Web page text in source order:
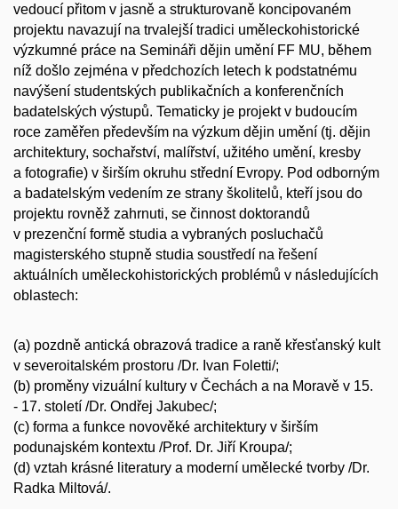
vedoucí přitom v jasně a strukturovaně koncipovaném
projektu navazují na trvalejší tradici uměleckohistorické
výzkumné práce na Semináři dějin umění FF MU, během
níž došlo zejména v předchozích letech k podstatnému
navýšení studentských publikačních a konferenčních
badatelských výstupů. Tematicky je projekt v budoucím
roce zaměřen především na výzkum dějin umění (tj. dějin
architektury, sochařství, malířství, užitého umění, kresby
a fotografie) v širším okruhu střední Evropy. Pod odborným
a badatelským vedením ze strany školitelů, kteří jsou do
projektu rovněž zahrnuti, se činnost doktorandů
v prezenční formě studia a vybraných posluchačů
magisterského stupně studia soustředí na řešení
aktuálních uměleckohistorických problémů v následujících
oblastech:
(a) pozdně antická obrazová tradice a raně křesťanský kult
v severoitalském prostoru /Dr. Ivan Foletti/;
(b) proměny vizuální kultury v Čechách a na Moravě v 15.
- 17. století /Dr. Ondřej Jakubec/;
(c) forma a funkce novověké architektury v širším
podunajském kontextu /Prof. Dr. Jiří Kroupa/;
(d) vztah krásné literatury a moderní umělecké tvorby /Dr.
Radka Miltová/.